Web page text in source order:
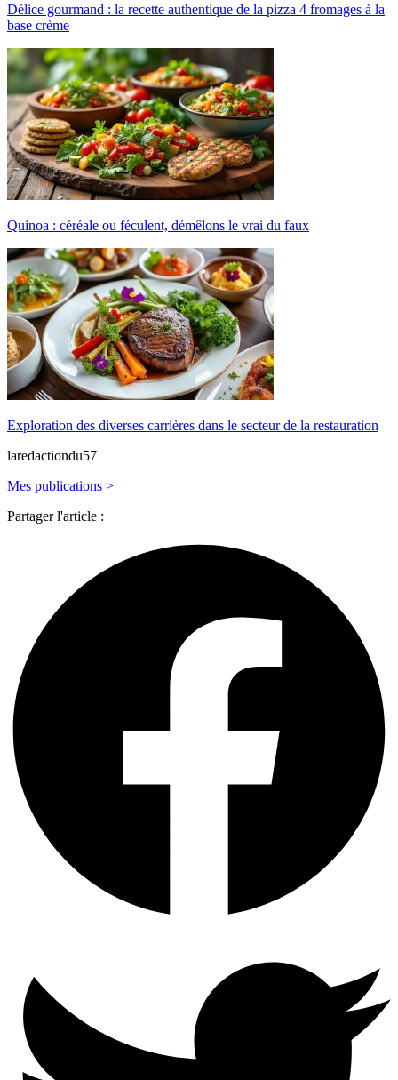
Délice gourmand : la recette authentique de la pizza 4 fromages à la
base crème
Quinoa : céréale ou féculent, démêlons le vrai du faux
Exploration des diverses carrières dans le secteur de la restauration
laredactiondu57
Mes publications >
Partager l'article :